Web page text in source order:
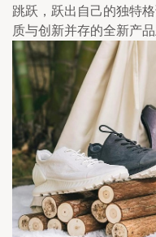
跳跃，跃出自己的独特
质与创新并存的全新产